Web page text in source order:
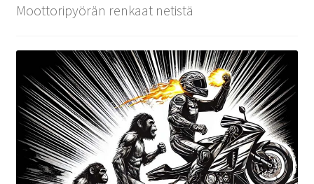
Moottoripyörän renkaat netistä